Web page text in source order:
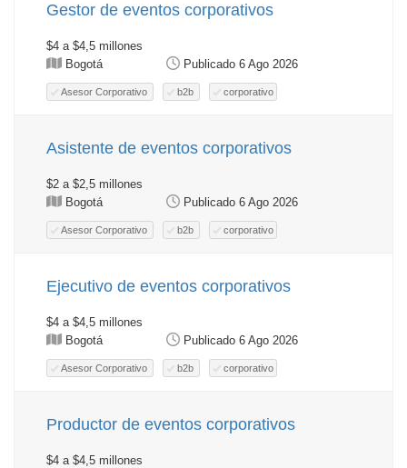
Gestor de eventos corporativos
$4 a $4,5 millones
Bogotá
Publicado 6 Ago 2026
Asesor Corporativo b2b corporativo
Asistente de eventos corporativos
$2 a $2,5 millones
Bogotá
Publicado 6 Ago 2026
Asesor Corporativo b2b corporativo
Ejecutivo de eventos corporativos
$4 a $4,5 millones
Bogotá
Publicado 6 Ago 2026
Asesor Corporativo b2b corporativo
Productor de eventos corporativos
$4 a $4,5 millones